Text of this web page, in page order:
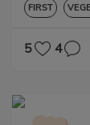
FIRST
5 4